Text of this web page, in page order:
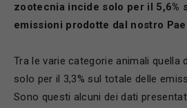
zootecnia incide solo per il 5,6%
emissioni prodotte dal nostro
Tra le varie categorie animali quella
solo per il 3,3% sul totale delle
Sono questi alcuni dei dati